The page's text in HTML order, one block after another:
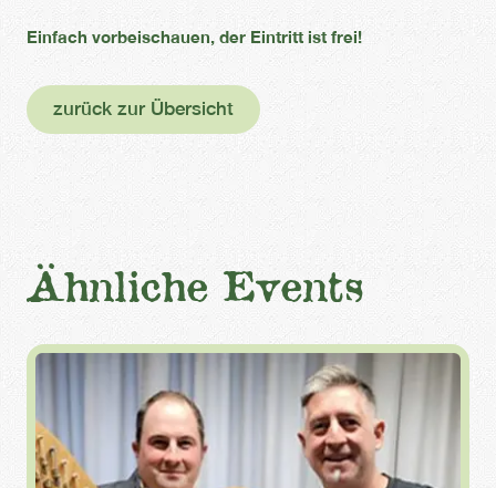
Einfach vorbeischauen, der Eintritt ist frei!
zurück zur Übersicht
Ähnliche Events